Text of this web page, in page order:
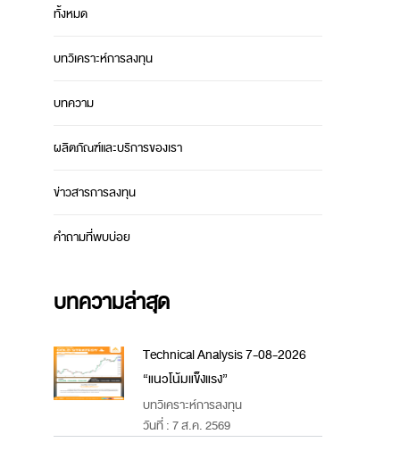
ทั้งหมด
บทวิเคราะห์การลงทุน
บทความ
ผลิตภัณฑ์และบริการของเรา
ข่าวสารการลงทุน
คำถามที่พบบ่อย
บทความล่าสุด
Technical Analysis 7-08-2026
“แนวโน้มแข็งแรง”
บทวิเคราะห์การลงทุน
วันที่ : 7 ส.ค. 2569